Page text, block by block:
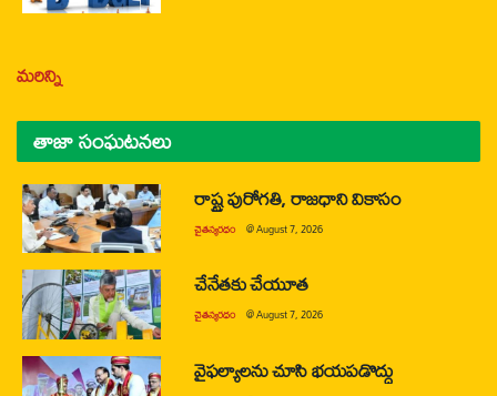
మరిన్ని
తాజా సంఘటనలు
రాష్ట్ర పురోగతి, రాజధాని వికాసం
చైతన్యరధం @August 7, 2026
చేనేతకు చేయూత
చైతన్యరధం @August 7, 2026
వైఫల్యాలను చూసి భయపడొద్దు